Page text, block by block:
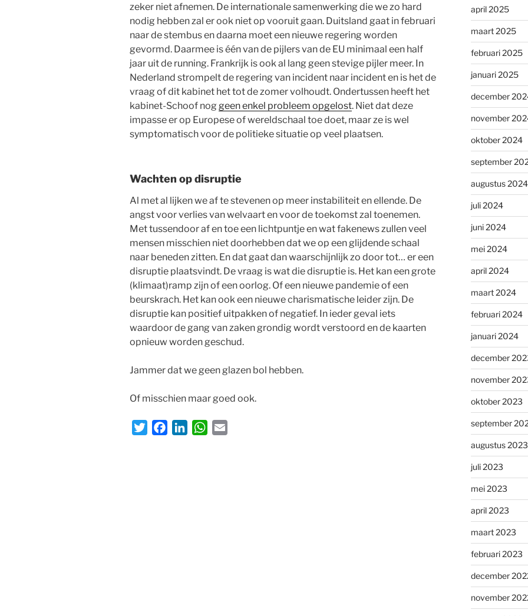
zeker niet afnemen. De internationale samenwerking die we zo hard
nodig hebben zal er ook niet op vooruit gaan. Duitsland gaat in februari
naar de stembus en daarna moet een nieuwe regering worden
gevormd. Daarmee is één van de pijlers van de EU minimaal een half
jaar uit de running. Frankrijk is ook al lang geen stevige pijler meer. In
Nederland strompelt de regering van incident naar incident en is het de
vraag of dit kabinet het tot de zomer volhoudt. Ondertussen heeft het
kabinet-Schoof nog geen enkel probleem opgelost. Niet dat deze
impasse er op Europese of wereldschaal toe doet, maar ze is wel
symptomatisch voor de politieke situatie op veel plaatsen.
Wachten op disruptie
Al met al lijken we af te stevenen op meer instabiliteit en ellende. De
angst voor verlies van welvaart en voor de toekomst zal toenemen.
Met tussendoor af en toe een lichtpuntje en wat fakenews zullen veel
mensen misschien niet doorhebben dat we op een glijdende schaal
naar beneden zitten. En dat gaat dan waarschijnlijk zo door tot… er een
disruptie plaatsvindt. De vraag is wat die disruptie is. Het kan een grote
(klimaat)ramp zijn of een oorlog. Of een nieuwe pandemie of een
beurskrach. Het kan ook een nieuwe charismatische leider zijn. De
disruptie kan positief uitpakken of negatief. In ieder geval iets
waardoor de gang van zaken grondig wordt verstoord en de kaarten
opnieuw worden geschud.
Jammer dat we geen glazen bol hebben.
Of misschien maar goed ook.
W
april 2025
maart 2025
februari 2025
januari 2025
december
november
oktober 2024
september
augustus 2024
juli 2024
juni 2024
mei 2024
april 2024
maart 2024
februari 2024
januari 2024
december
november
oktober 2023
september
augustus 2023
juli 2023
mei 2023
april 2023
maart 2023
februari 2023
december
november